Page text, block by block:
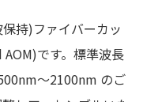
持)ファイバーカッ
です。標準波長
～2100nm のご